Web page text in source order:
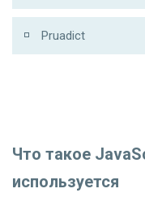
Pruadict
Что такое
используется